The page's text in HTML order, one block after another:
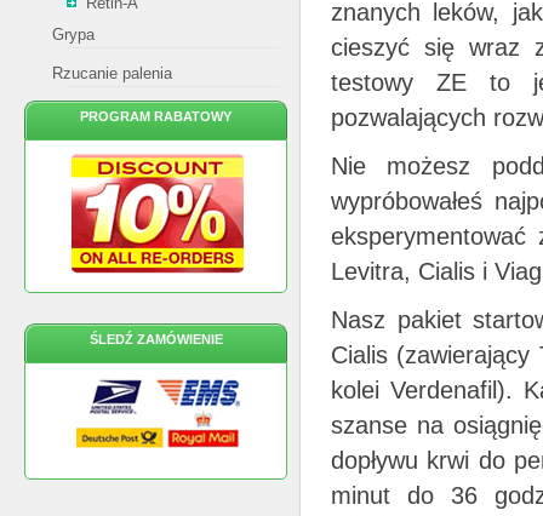
znanych leków,
cieszyć się wraz
testowy ZE to
pozwalających
Nie możesz
wypróbowałeś
Levitra, Cialis i
Nasz pakiet
Cialis
kolei Verdenafil).
szanse na
dopływu krwi do
minut do 36
Grypa
Rzucanie palenia
PROGRAM RABATOWY
ŚLEDŹ ZAMÓWIENIE